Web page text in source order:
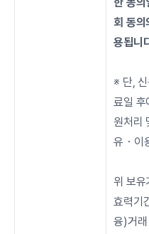
회 동의
용됩니
※ 단,
료일 후
원처리
유・이
위 보유
효력기
융)거